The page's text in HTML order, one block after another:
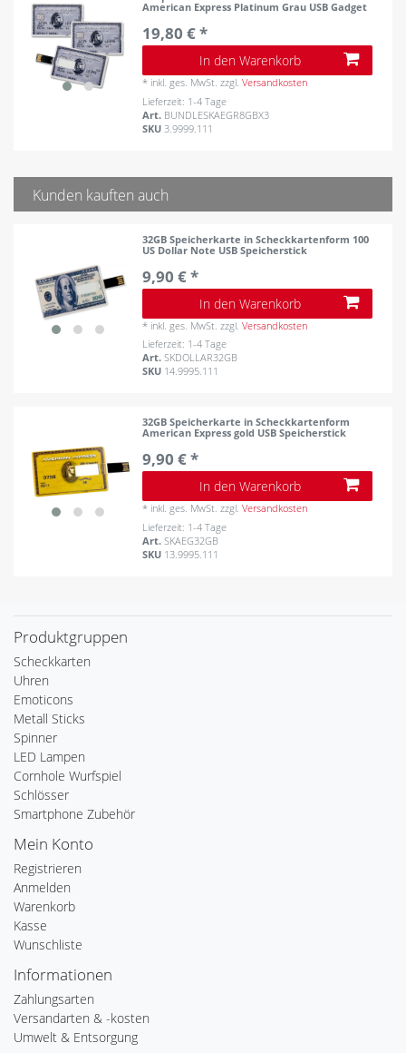
American Express Platinum Grau USB Gadget
19,80 € *
In den Warenkorb
* inkl. ges. MwSt. zzgl.Versandkosten
Lieferzeit: 1-4 Tage
Art. BUNDLESKAEGR8GBX3
SKU 3.9999.111
Kunden kauften auch
32GB Speicherkarte in Scheckkartenform 100
US Dollar Note USB Speicherstick
9,90 € *
In den Warenkorb
* inkl. ges. MwSt. zzgl.Versandkosten
Lieferzeit: 1-4 Tage
Art.SKDOLLAR32GB
SKU 14.9995.111
32GB Speicherkarte in Scheckkartenform
American Express gold USB Speicherstick
9,90 € *
In den Warenkorb
* inkl. ges. MwSt. zzgl.Versandkosten
Lieferzeit: 1-4 Tage
Art.SKAEG32GB
SKU 13.9995.111
Produktgruppen
Scheckkarten
Uhren
Emoticons
Metall Sticks
Spinner
LED Lampen
Cornhole Wurfspiel
Schlösser
Smartphone Zubehör
Mein Konto
Registrieren
Anmelden
Warenkorb
Kasse
Wunschliste
Informationen
Zahlungsarten
Versandarten & -kosten
Umwelt & Entsorgung